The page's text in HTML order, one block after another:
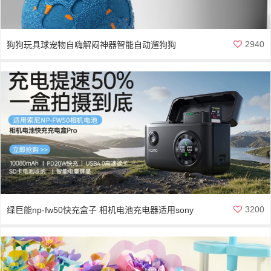
狗狗玩具球宠物自嗨解闷神器智能自动遛狗狗 2940
绿巨能np-fw50快充盒子 相机电池充电器适用sony
索尼
3200